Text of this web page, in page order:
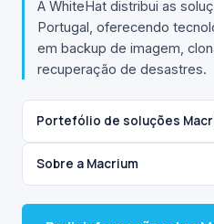
A WhiteHat distribui as
Portugal, oferecendo
em backup de imagem,
recuperação de desastres.
Portefólio de soluções
Sobre a Macrium